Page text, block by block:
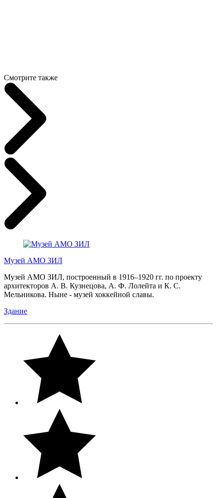
Смотрите также
Музей АМО ЗИЛ
Музей АМО ЗИЛ, построенный в 1916–1920 гг. по проекту
архитекторов А. В. Кузнецова, А. Ф. Лолейта и К. С.
Мельникова. Ныне - музей хоккейной славы.
Здание